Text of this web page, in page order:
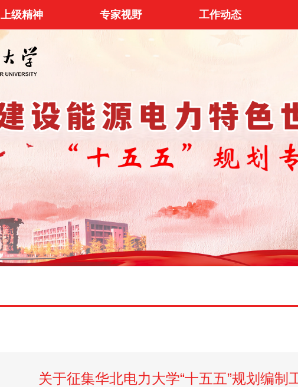
上级精神 专家视野 工作动态
关于征集华北电力大学“十五五”规划编制